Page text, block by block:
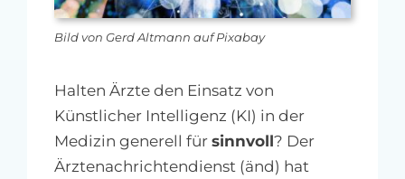
Suche
nach:Bild von Gerd Altmann auf Pixabay
Halten Ärzte den Einsatz von
Künstlicher Intelligenz (KI) in der
Medizin generell für sinnvoll? Der
Ärztenachrichtendienst (änd) hat